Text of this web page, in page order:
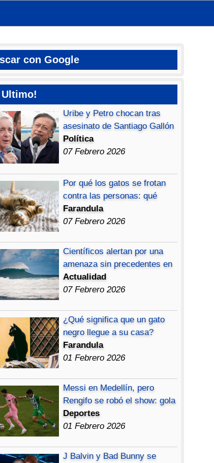
con Google
Uribe y Petro chocan tras
asesinato de Santiago Gallón
Política
07 Febrero 2026
Por qué los gatos se frotan
contra las personas: qué
Farandula
07 Febrero 2026
Científicos alertan por una
amenaza sin precedentes en
Actualidad
07 Febrero 2026
¿Qué significa que un gato
negro llegue a su casa?
Farandula
01 Febrero 2026
Messi en Medellín, pero
Rengifo se robó el show: gola
Deportes
01 Febrero 2026
J Balvin y Bad Bunny se